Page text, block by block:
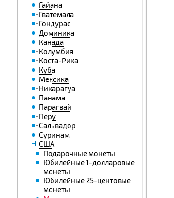
Гайана
Гватемала
Гондурас
Доминика
Канада
Колумбия
Коста-Рика
Куба
Мексика
Никарагуа
Панама
Парагвай
Перу
Сальвадор
Суринам
США
Подарочные монеты
Юбилейные 1-долларовые
монеты
Юбилейные 25-центовые
монеты